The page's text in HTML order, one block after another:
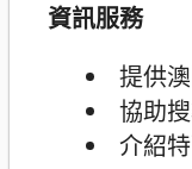
資訊服務
提供
協助
介紹